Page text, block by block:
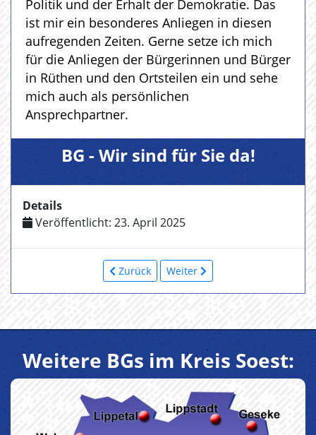
Politik und der Erhalt der Demokratie. Das
ist mir ein besonderes Anliegen in diesen
aufregenden Zeiten. Gerne setze ich mich
für die Anliegen der Bürgerinnen und Bürger
in Rüthen und den Ortsteilen ein und sehe
mich auch als persönlichen
Ansprechpartner.
BG - Wir sind für Sie da!
Details
Veröffentlicht: 23. April 2025
Zurück Weiter
Weitere BGs im Kreis Soest: